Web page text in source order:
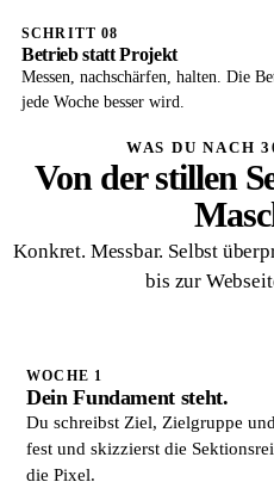
SCHRITT 08
Betrieb statt Projekt
Messen, nachschärfen, halten. Die
jede Woche besser wird.
WAS DU NACH
Von der stillen
Konkret. Messbar. Selbst
bis zur
WOCHE 1
Dein Fundament steht.
Du schreibst Ziel, Zielgruppe
fest und skizzierst die
die Pixel.